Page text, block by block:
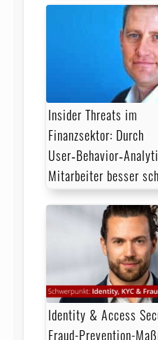
Insider Threats im
Finanzsektor: Durch
Mitarbeiter besser
Identity & Access
Fraud-Prevention-